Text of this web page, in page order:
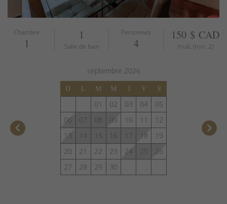
Chambre
1
1
Salle de bain
Personnes
4
150 $ CAD
/nuit, (min. 2)
keyboard_arrow_left
septembre 2026
D
L M M J V
S
01
02 03 04
05
06
07 08 09 10 11
12
13
14 15 16 17 18
19
20
21 22 23 24 25
26
27
28 29 30
keyboard_arrow_right